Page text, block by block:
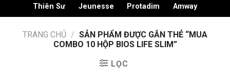
Thiên Sư Jeunesse Protadim Amway
TRANG CHỦ / SẢN PHẨM ĐƯỢC GẮN THẺ “MUA
COMBO 10 HỘP BIOS LIFE SLIM”
LỌC